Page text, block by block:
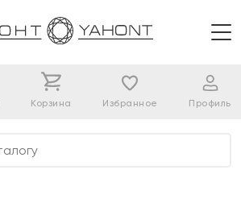
Корзина Избранное Профиль